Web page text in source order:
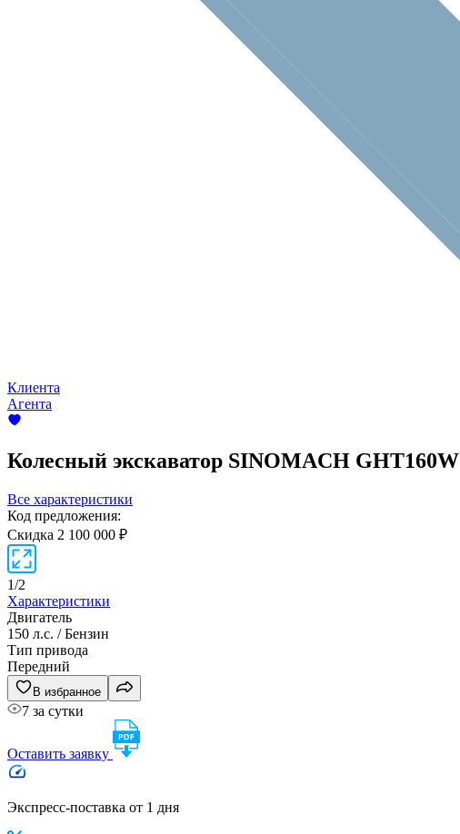
Клиента
Агента
Колесный экскаватор SINOMACH GHT160W
Все характеристики
Код предложения:
Скидка 2 100 000 ₽
1/2
Характеристики
Двигатель
150 л.с. / Бензин
Тип привода
Передний
В избранное
7 за сутки
Оставить заявку
Экспресс-поставка от 1 дня